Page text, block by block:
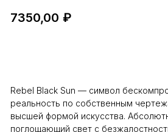
7350,00 ₽
Rebel Black Sun — символ
реальность по собственным
высшей формой искусства.
поглощающий свет с